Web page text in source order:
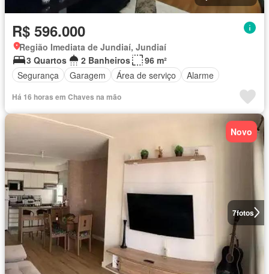
R$ 596.000
Região Imediata de Jundiaí, Jundiaí
3 Quartos
2 Banheiros
96 m²
Segurança
Garagem Área de serviço Alarme
Há 16 horas em Chaves na mão
7fotos
Novo